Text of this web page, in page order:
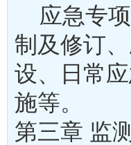
应急专项
制及修订
设、日常
施等。
第三章 监